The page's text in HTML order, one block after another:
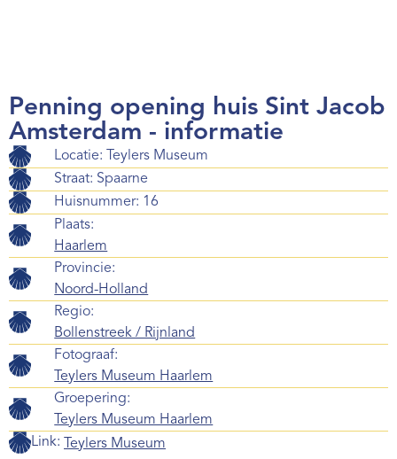
Penning opening huis Sint Jacob
Amsterdam - informatie
Locatie: Teylers Museum
Straat: Spaarne
Huisnummer: 16
Plaats:
Haarlem
Provincie:
Noord-Holland
Regio:
Bollenstreek / Rijnland
Fotograaf:
Teylers Museum Haarlem
Groepering:
Teylers Museum Haarlem
Link:
Teylers Museum